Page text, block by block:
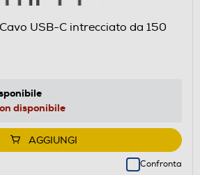
USB-C intrecciato da 150
disponibile
AGGIUNGI
Confronta